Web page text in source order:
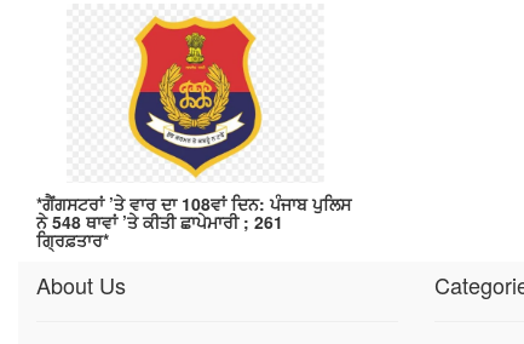
*ਗੈਂਗਸਟਰਾਂ ’ਤੇ ਵਾਰ ਦਾ 108ਵਾਂ ਦਿਨ: ਪੰਜਾਬ ਪੁਲਿਸ
ਨੇ 548 ਥਾਵਾਂ ’ਤੇ ਕੀਤੀ ਛਾਪੇਮਾਰੀ ; 261
ਗ੍ਰਿਫ਼ਤਾਰ*
About Us